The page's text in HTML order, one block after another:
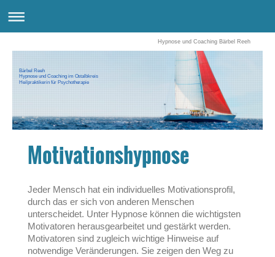
Hypnose und Coaching Bärbel Reeh
Bärbel Reeh
Hypnose und Coaching im Ostalbkreis
Heilpraktikerin für Psychotherapie
Motivationshypnose
Jeder Mensch hat ein individuelles Motivationsprofil,
durch das er sich von anderen Menschen
unterscheidet. Unter Hypnose können die wichtigsten
Motivatoren herausgearbeitet und gestärkt werden.
Motivatoren sind zugleich wichtige Hinweise auf
notwendige Veränderungen. Sie zeigen den Weg zu